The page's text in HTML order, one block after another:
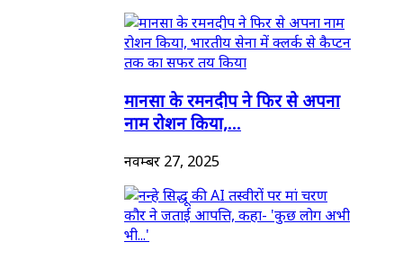
मानसा के रमनदीप ने फिर से अपना
नाम रोशन किया,...
नवम्बर 27, 2025